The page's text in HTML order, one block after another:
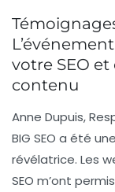
votre SEO
contenu
Anne Dupuis,
BIG SEO a été
révélatrice. Les
SEO m’ont